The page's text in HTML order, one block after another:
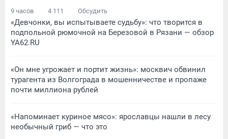
9 часов 4 111 Обсудить
«Девчонки, вы испытываете судьбу»: что творится в
подпольной рюмочной на Березовой в Рязани — обзор
YA62.RU
«Он мне угрожает и портит жизнь»: москвич обвинил
турагента из Волгограда в мошенничестве и пропаже
почти миллиона рублей
«Напоминает куриное мясо»: ярославцы нашли в лесу
необычный гриб — что это